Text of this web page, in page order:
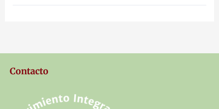
Contacto